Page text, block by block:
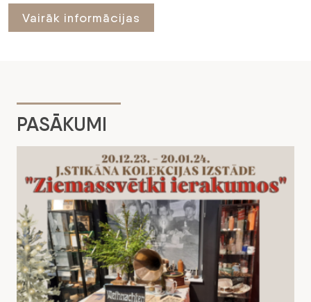
Vairāk informācijas
PASĀKUMI